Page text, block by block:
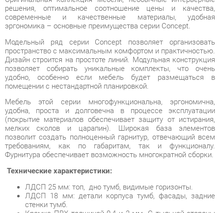
Модельный ряд серии Concept позволяет организовать
пространство с максимальным комфортом и практичностью.
Дизайн строится на простоте линий. Модульная конструкция
позволяет собирать уникальные комплекты, что очень
удобно, особенно если мебель будет размещаться в
помещении с нестандартной планировкой.
Мебель этой серии многофункциональна, эргономична,
удобна, проста и долговечна в процессе эксплуатации
(покрытие материалов обеспечивает защиту от истирания,
мелких сколов и царапин). Широкая база элементов
требованиям, как по габаритам, так и функционалу.
Фурнитура обеспечивает возможность многократной сборки.
Технические характеристики:
ЛДСП 25 мм: топ, дно тумб, видимые горизонты.
ЛДСП 18 мм: детали корпуса тумб, фасады, задние
стенки тумб.
Кромка ПВХ толщиной 0,4 и 2 мм. С тыльной стороны
все торцы обработанны кромкой 2 мм.
Опоры: труба 50х25.
Направляющие ящиков: шариковые, полного
выдвижения без доводчиков, L=350 мм.